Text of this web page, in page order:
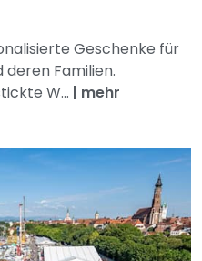
Geschenke für
Familien.
W... | mehr